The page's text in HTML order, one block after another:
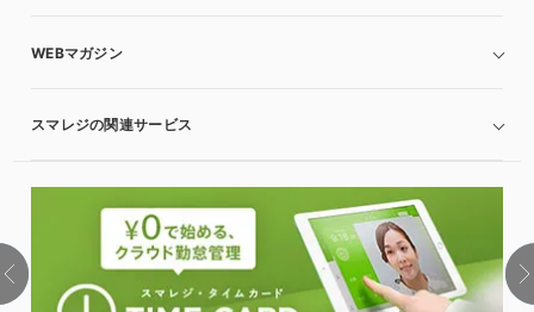
WEBマガジン
スマレジの関連サービス